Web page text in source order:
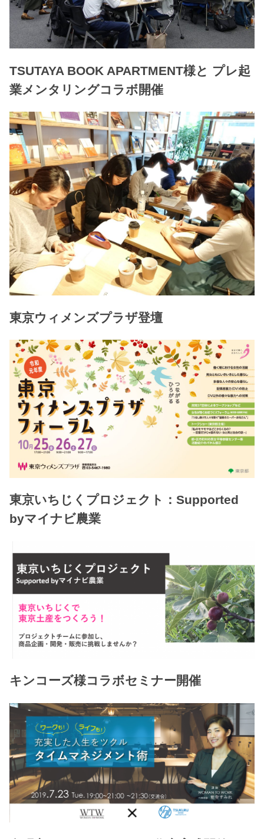
TSUTAYA BOOK APARTMENT様と プレ起
業メンタリングコラボ開催
東京ウィメンズプラザ登壇
東京いちじくプロジェクト：Supported
byマイナビ農業
キンコーズ様コラボセミナー開催